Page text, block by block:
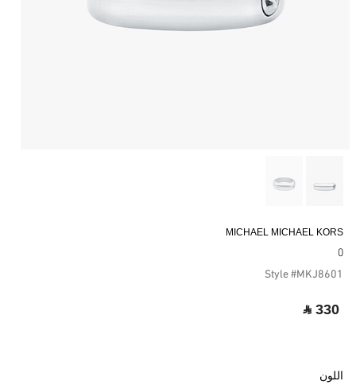
MICHAEL MICHAEL KORS
0
Style #MKJ8601
‎ ⃁ 330 ‎
اللون